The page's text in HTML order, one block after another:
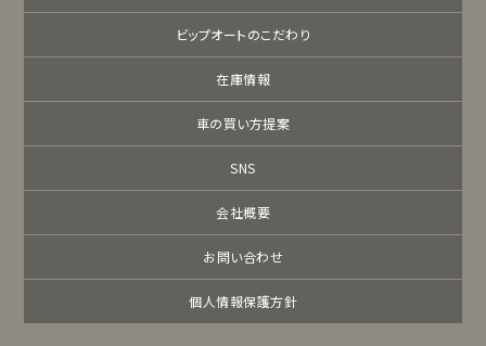
ビップオートのこだわり
在庫情報
車の買い方提案
SNS
会社概要
お問い合わせ
個人情報保護方針